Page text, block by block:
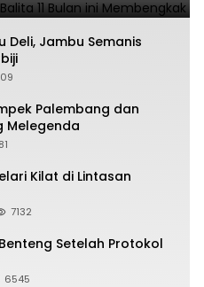
Deli, Jambu Semanis
Palembang dan
Melegenda
Kilat di Lintasan
7132
Setelah Protokol
6545